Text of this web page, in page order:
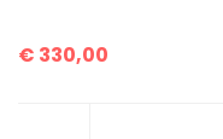
€ 330,00